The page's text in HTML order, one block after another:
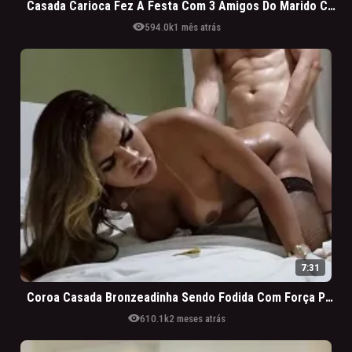
Casada Carioca Fez A Festa Com 3 Amigos Do Marido Corno
visibility594.0k1 mês atrás
7:31
Coroa Casada Bronzeadinha Sendo Fodida Com Força Pelo Porteiro
visibility610.1k2 meses atrás